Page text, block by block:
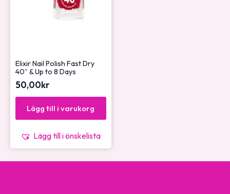
Elixir Nail Polish Fast Dry
40″ & Up to 8 Days
50,00kr
Lägg till i varukorg
Lägg till i önskelista